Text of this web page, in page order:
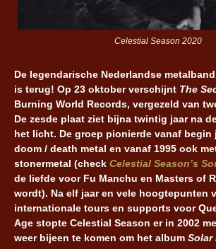
Celestial Season 2020
De legendarische Nederlandse
is terug! Op 23 oktober verschijnt The
Burning World Records, vergezeld van
De zesde plaat ziet bijna twintig jaar na
het licht. De groep pionierde vanaf begin
doom / death metal en vanaf 1995 ook
stonermetal (check Celestial Season’s
de liefde voor Fu Manchu en Masters of
wordt). Na elf jaar en vele hoogtepunten
internationale tours en supports voor
Age stopte Celestial Season er in 2002
weer bijeen te komen om het album Solar